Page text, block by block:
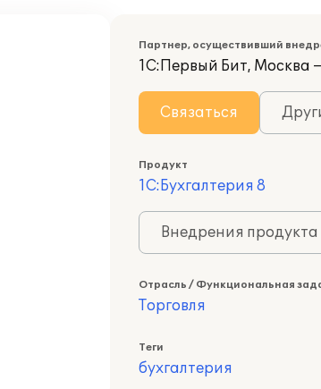
Партнер, осуществивший
1С:Первый Бит, Москва
Связаться
Продукт
1С:Бухгалтерия 8
Внедрения
Отрасль / Функциональная
Торговля
Теги
бухгалтерия